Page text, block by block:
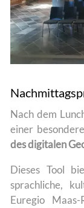
Nach dem
einer
des digitalen
Dieses Tool
sprachliche,
Euregio